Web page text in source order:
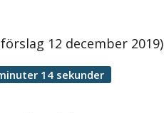
12 december 2019)
14 sekunder